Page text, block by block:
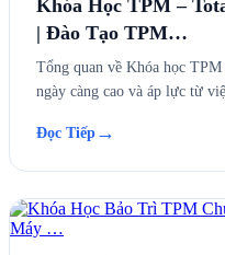
Khóa Học TPM –
| Đào Tạo TPM…
Tổng quan về Khóa học
ngày càng cao và áp lực từ
Đọc Tiếp →